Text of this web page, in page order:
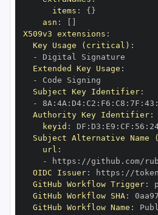
items : { }
asn :
X509v3 extensions :
Key Usage (critical) :
-
Extended Key Usage :
-
Subject Key Identifier:
-
8A : 4A : D4: C2 : F6 : C8 : 7F : 43 :
Authority Key Identifier:
keyid : DF : D3 : E9 : CF : 56 :
Subject Alternative
url :
-
https :
OIDC Issuer: https :
GitHub Workflow Trigger:
GitHub Workflow SHA:
GitHub Workflow Name :